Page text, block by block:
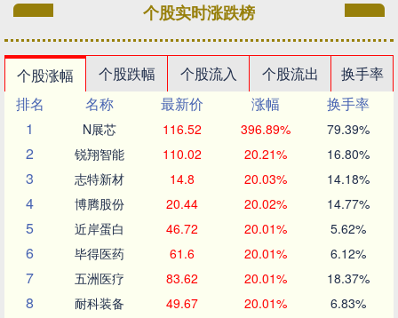
个股实时涨跌榜
个股涨幅 个股跌幅 个股流入 个股流出
换手率
排名
名称 最新价 涨幅
换手率
1
N展芯 116.52 396.89% 79.39%
2 锐翔智能 110.02 20.21% 16.80%
3 志特新材 14.8 20.03% 14.18%
4 博腾股份 20.44 20.02% 14.77%
5 近岸蛋白 46.72 20.01% 5.62%
6 毕得医药 61.6 20.01% 6.12%
7 五洲医疗 83.62 20.01% 18.37%
8 耐科装备 49.67 20.01% 6.83%